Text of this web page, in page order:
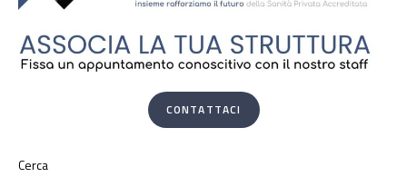
CONTATTACI